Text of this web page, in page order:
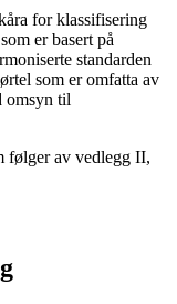
for klassifisering
er basert på
standarden
som er omfatta av
omsyn til
følger av vedlegg II,